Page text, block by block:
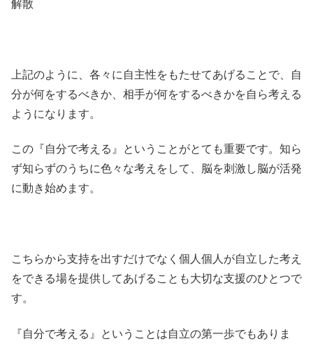
解散
上記のように、各々に自主性をもたせてあげることで、自
分が何をするべきか、相手が何をするべきかを自ら考える
ようになります。
この『自分で考える』ということがとても重要です。知ら
ず知らずのうちに色々な考えをして、脳を刺激し脳が活発
に動き始めます。
こちらから支持を出すだけでなく個人個人が自立した考え
をできる場を提供してあげることも大切な支援のひとつで
す。
『自分で考える』ということは自立の第一歩でもありま